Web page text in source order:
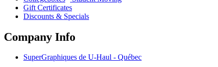
Gift Certificates
Discounts & Specials
Company Info
SuperGraphiques de U-Haul - Québec